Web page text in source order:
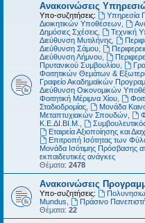
Ανακοινώσεις
Υπο-συζητήσεις: Υπηρεσία
Διοικητικών Υποθέσεων
Δημόσιες Σχέσεις
Τεχνική
Διεύθυνση Μυτιλήνης
Διεύθυνση Σάμου
Διεύθυνση Λήμνου
Πρυτανικού Συμβουλίου
Φοιτητικών Θεμάτων &
Γραφείο Ακαδημαϊκών
Διεύθυνση Οικονομικών
Φοιτητική Μέριμνα Χίου
Σταδιοδρομίας
Μονάδα
Μεταπτυχιακών Σπουδών
Κ.Ε.ΔΙ.ΒΙ.Μ.
Εταιρεία Αξιοποίησης και
Επιτροπή Ισότητας των
Μονάδα Ισότιμης Πρόσβασης
εκπαιδευτικές ανάγκες
Θέματα: 2478
Ανακοινώσεις
Υπο-συζητήσεις:
Mundus
Πράσινο
Θέματα: 22